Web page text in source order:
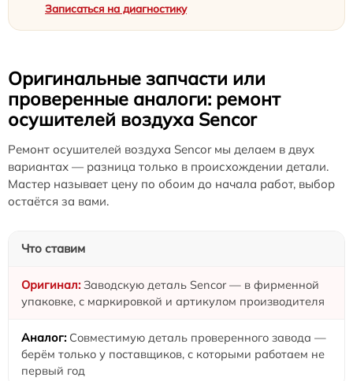
Записаться на диагностику
Оригинальные запчасти или
проверенные аналоги: ремонт
осушителей воздуха Sencor
Ремонт осушителей воздуха Sencor мы делаем в двух
вариантах — разница только в происхождении детали.
Мастер называет цену по обоим до начала работ, выбор
остаётся за вами.
Что ставим
Заводскую деталь Sencor — в фирменной
упаковке, с маркировкой и артикулом производителя
Совместимую деталь проверенного завода —
берём только у поставщиков, с которыми работаем не
первый год